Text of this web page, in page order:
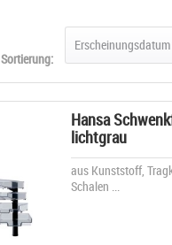
Sortierung:
Hansa
lichtgrau
aus Kunststoff,
Schalen ...